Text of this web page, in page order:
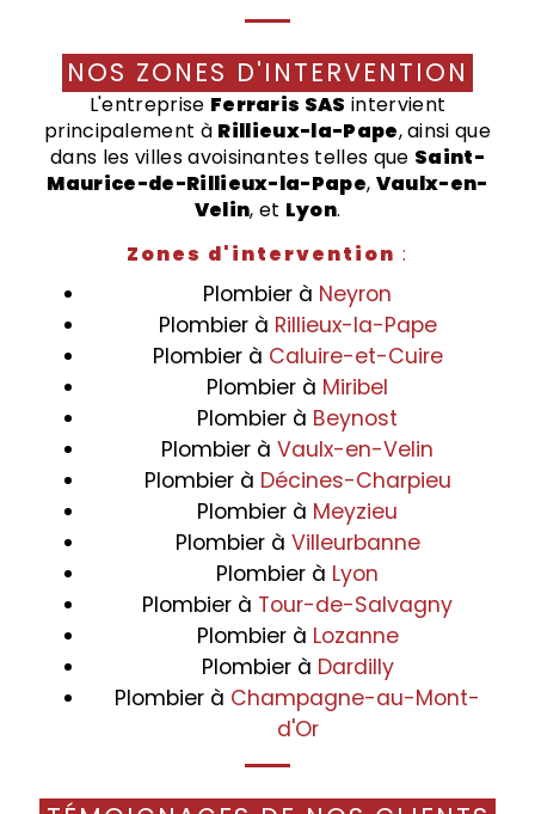
NOS ZONES D'INTERVENTION
L'entreprise Ferraris SAS intervient
principalement à Rillieux-la-Pape, ainsi que
dans les villes avoisinantes telles que Saint-
Maurice-de-Rillieux-la-Pape, Vaulx-en-
Velin, et Lyon.
Zones d'intervention :
Plombier à Neyron
Plombier à Rillieux-la-Pape
Plombier à Caluire-et-Cuire
Plombier à Miribel
Plombier à Beynost
Plombier à Vaulx-en-Velin
Plombier à Décines-Charpieu
Plombier à Meyzieu
Plombier à Villeurbanne
Plombier à Lyon
Plombier à Tour-de-Salvagny
Plombier à Lozanne
Plombier à Dardilly
Plombier à Champagne-au-Mont-
d'Or